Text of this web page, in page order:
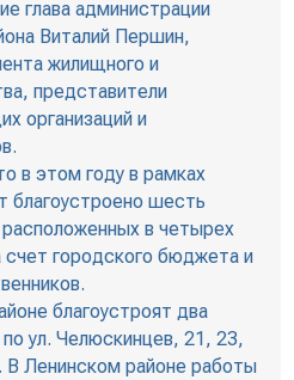
глава администрации
Виталий Першин,
жилищного и
представители
организаций и
в этом году в рамках
шесть
в четырех
счет городского бюджета и
благоустроят два
ул. Челюскинцев, 21, 23,
В Ленинском районе работы